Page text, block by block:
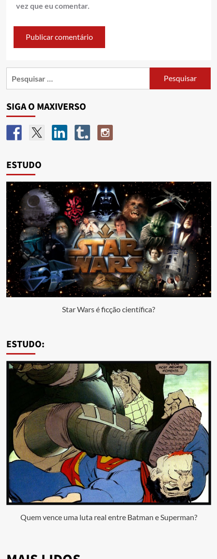
vez que eu comentar.
SIGA O MAXIVERSO
ESTUDO
Star Wars é ficção científica?
ESTUDO:
Quem vence uma luta real entre Batman e Superman?